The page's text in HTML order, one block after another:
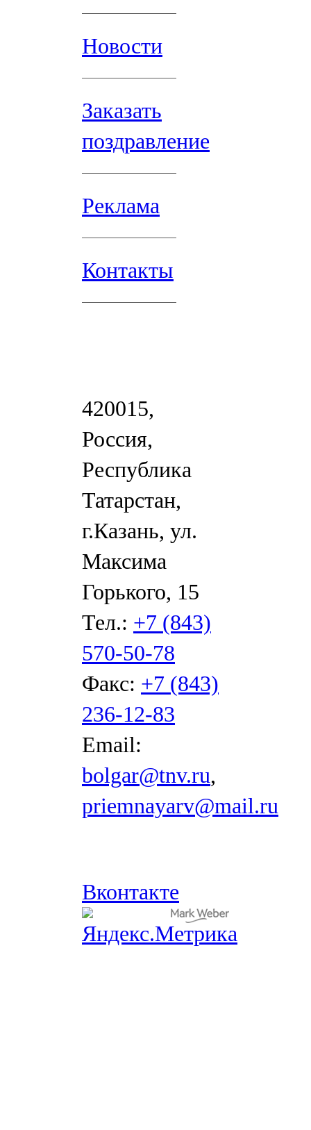
Новости
Заказать
поздравление
Реклама
Контакты
420015,
Россия,
Республика
Татарстан,
г.Казань, ул.
Максима
Горького, 15
Тел.: +7 (843)
570-50-78
Факс: +7 (843)
236-12-83
Email:
bolgar@tnv.ru,
priemnayarv@mail.ru
Вконтакте